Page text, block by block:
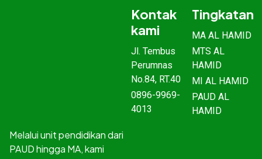
Melalui unit pendidikan dari
PAUD hingga MA, kami
Kontak
kami
Jl. Tembus
Perumnas
No.84, RT.40
0896-9969-
4013
Tingkatan
MA AL HAMID
MTS AL
HAMID
MI AL HAMID
PAUD AL
HAMID